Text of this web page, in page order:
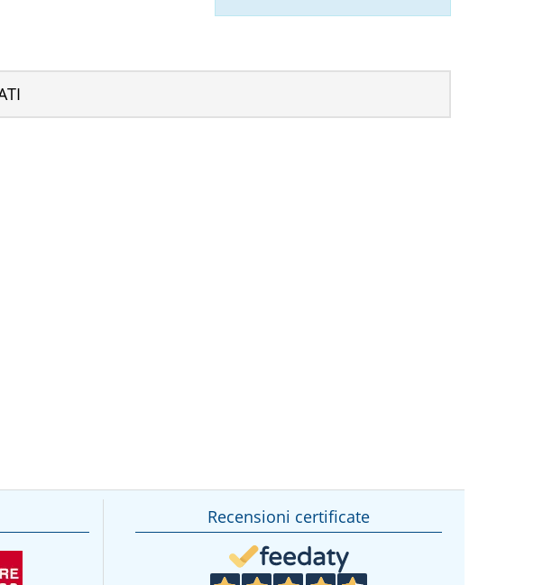
Recensioni certificate